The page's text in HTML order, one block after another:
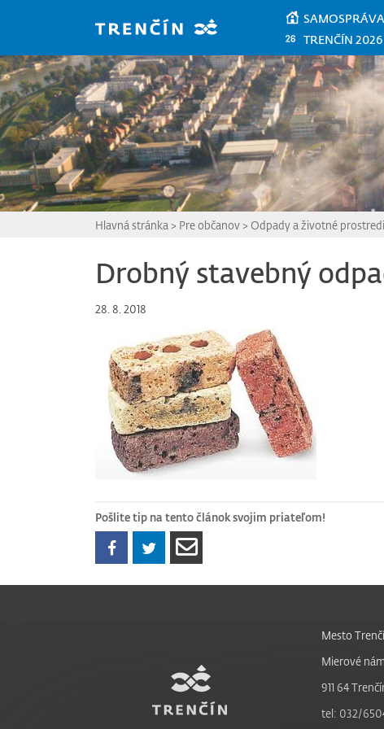
SAMOSPRÁVA
TRENČÍN 2026
Hlavná stránka > Pre občanov> Odpady a životné
Drobný stavebný
28. 8. 2018
Pošlite tip na tento článok svojim priateľom!
Mesto
Mierové
911 64
tel: 032/6504